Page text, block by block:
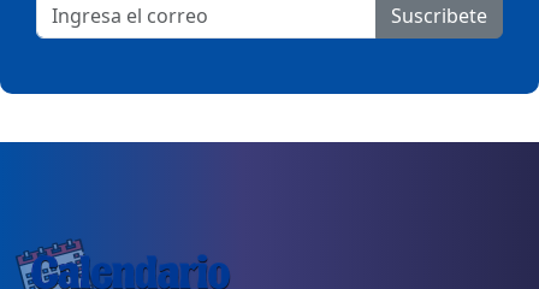
Suscribete